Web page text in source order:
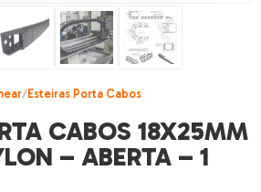
/Esteiras Porta Cabos
CABOS 18X25MM
– ABERTA – 1